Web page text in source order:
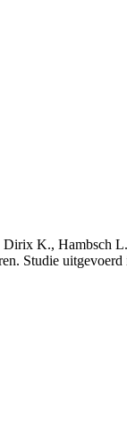
Dirix K., Hambsch
Studie